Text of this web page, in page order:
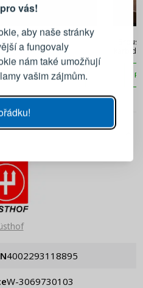
vás!
aby naše stránky
a fungovaly
nám také umožňují
vašim zájmům.
523 Kč
PŘIDAT DO KOŠÍKU
4002293118895
W-3069730103
svému účtu
SE
hesla